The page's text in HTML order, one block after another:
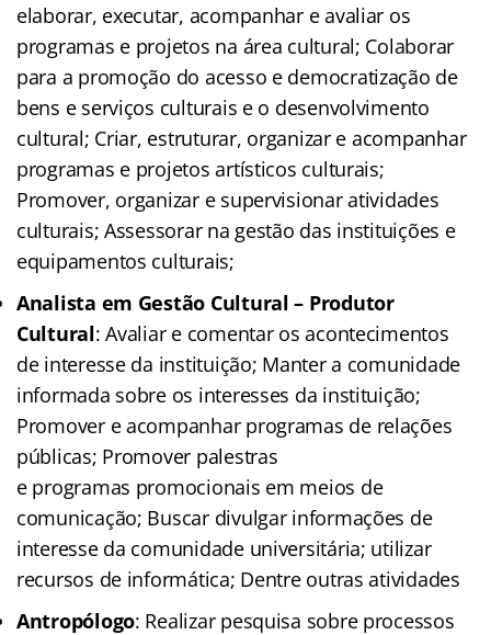
elaborar, executar, acompanhar e avaliar os
programas e projetos na área cultural; Colaborar
para a promoção do acesso e democratização de
bens e serviços culturais e o desenvolvimento
cultural; Criar, estruturar, organizar e acompanhar
programas e projetos artísticos culturais;
Promover, organizar e supervisionar atividades
culturais; Assessorar na gestão das instituições e
equipamentos culturais;
Analista em Gestão Cultural – Produtor
Cultural: Avaliar e comentar os acontecimentos
de interesse da instituição; Manter a comunidade
informada sobre os interesses da instituição;
Promover e acompanhar programas de relações
públicas; Promover palestras
e programas promocionais em meios de
comunicação; Buscar divulgar informações de
interesse da comunidade universitária; utilizar
recursos de informática; Dentre outras atividades
Antropólogo: Realizar pesquisa sobre processos